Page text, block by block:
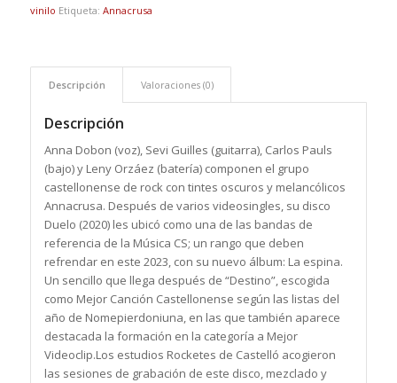
vinilo Etiqueta: Annacrusa
Descripción Valoraciones (0)
Descripción
Anna Dobon (voz), Sevi Guilles (guitarra), Carlos Pauls
(bajo) y Leny Orzáez (batería) componen el grupo
castellonense de rock con tintes oscuros y melancólicos
Annacrusa. Después de varios videosingles, su disco
Duelo (2020) les ubicó como una de las bandas de
referencia de la Música CS; un rango que deben
refrendar en este 2023, con su nuevo álbum: La espina.
Un sencillo que llega después de “Destino”, escogida
como Mejor Canción Castellonense según las listas del
año de Nomepierdoniuna, en las que también aparece
destacada la formación en la categoría a Mejor
Videoclip.Los estudios Rocketes de Castelló acogieron
las sesiones de grabación de este disco, mezclado y